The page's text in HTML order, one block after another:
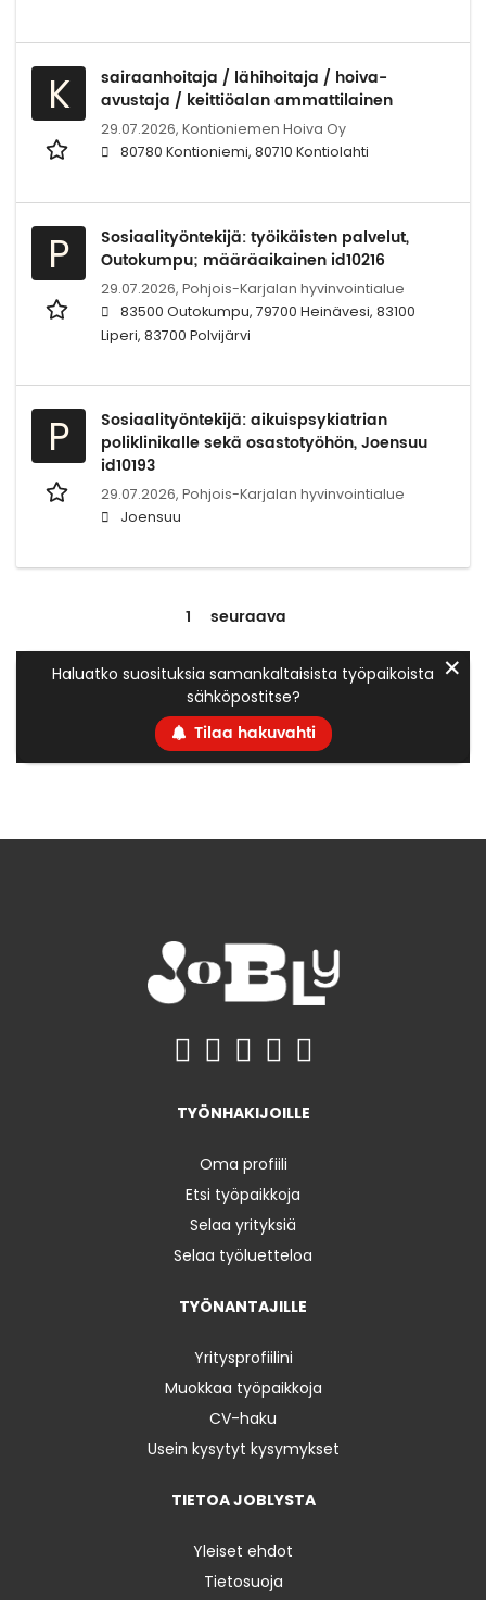
K
sairaanhoitaja / lähihoitaja / hoiva-
avustaja / keittiöalan ammattilainen
29.07.2026, Kontioniemen Hoiva Oy
80780 Kontioniemi, 80710 Kontiolahti
P
Sosiaalityöntekijä: työikäisten palvelut,
Outokumpu; määräaikainen id10216
29.07.2026, Pohjois-Karjalan hyvinvointialue
83500 Outokumpu, 79700 Heinävesi, 83100
Liperi, 83700 Polvijärvi
P
Sosiaalityöntekijä: aikuispsykiatrian
poliklinikalle sekä osastotyöhön, Joensuu
id10193
29.07.2026, Pohjois-Karjalan hyvinvointialue
Joensuu
1 seuraava
Haluatko suosituksia samankaltaisista työpaikoista
sähköpostitse?
Tilaa hakuvahti
✕
TYÖNHAKIJOILLE
Oma profiili
Etsi työpaikkoja
Selaa yrityksiä
Selaa työluetteloa
TYÖNANTAJILLE
Yritysprofiilini
Muokkaa työpaikkoja
CV-haku
Usein kysytyt kysymykset
TIETOA JOBLYSTA
Yleiset ehdot
Tietosuoja